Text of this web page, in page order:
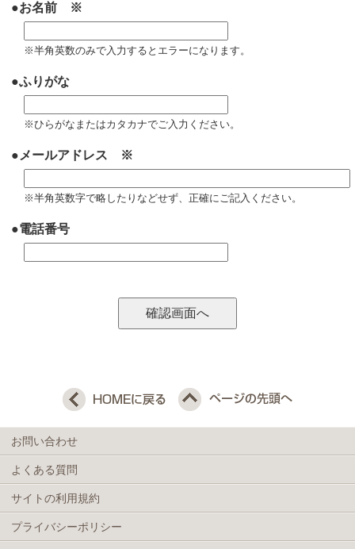
●お名前 ※
※半角英数のみで入力するとエラーになります。
●ふりがな
※ひらがなまたはカタカナでご入力ください。
●メールアドレス ※
※半角英数字で略したりなどせず、正確にご記入ください。
●電話番号
お問い合わせ
よくある質問
サイトの利用規約
プライバシーポリシー